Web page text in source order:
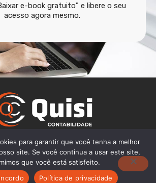
e-book gratuito" e libere o seu
acesso agora mesmo.
SOBRE PRODUTOS PIS E COFINS
— Feito com 🧡 pelo GRUPO DPG
Organização Contábil
para garantir que você tenha a melhor
site. Se você continua a usar este site,
que você está satisfeito.
Política de privacidade